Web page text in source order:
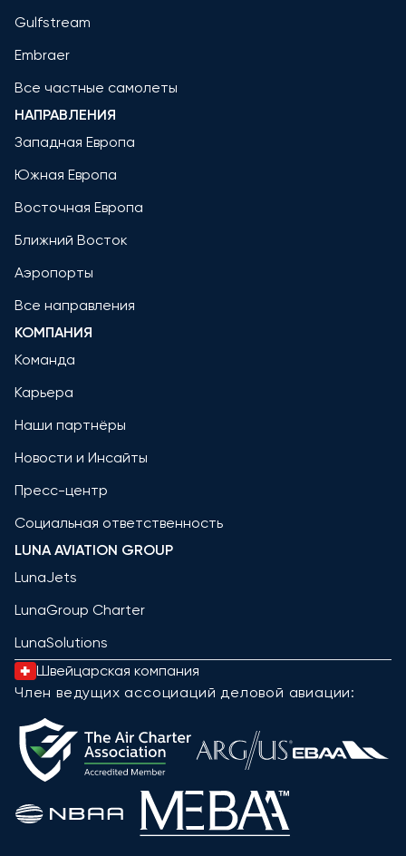
Gulfstream
Embraer
Все частные самолеты
НАПРАВЛЕНИЯ
Западная Европа
Южная Европа
Восточная Европа
Ближний Восток
Аэропорты
Все направления
КОМПАНИЯ
Команда
Карьера
Наши партнёры
Новости и Инсайты
Пресс-центр
Социальная ответственность
LUNA AVIATION GROUP
LunaJets
LunaGroup Charter
LunaSolutions
Швейцарская компания
Член ведущих ассоциаций деловой авиации: